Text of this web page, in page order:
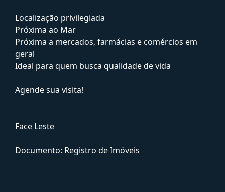
Localização privilegiada
Próxima ao Mar
Próxima a mercados, farmácias e comércios em
geral
Ideal para quem busca qualidade de vida
Agende sua visita!
Face Leste
Documento: Registro de Imóveis